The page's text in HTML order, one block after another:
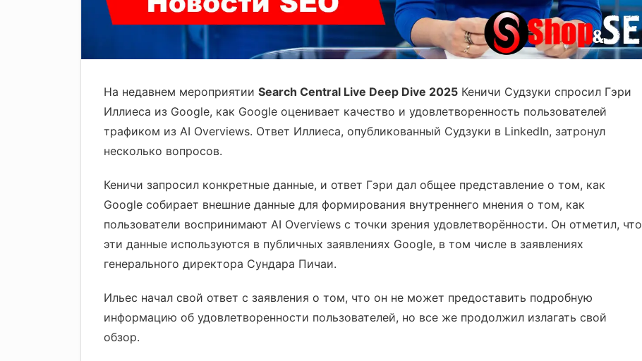
На недавнем мероприятии Search Central Live Deep Dive 2025 Кеничи Судзуки спросил Гэри
Иллиеса из Google, как Google оценивает качество и удовлетворенность пользователей
трафиком из AI Overviews. Ответ Иллиеса, опубликованный Судзуки в LinkedIn, затронул
несколько вопросов.
Кеничи запросил конкретные данные, и ответ Гэри дал общее представление о том, как
Google собирает внешние данные для формирования внутреннего мнения о том, как
пользователи воспринимают AI Overviews с точки зрения удовлетворённости. Он отметил, что
эти данные используются в публичных заявлениях Google, в том числе в заявлениях
генерального директора Сундара Пичаи.
Ильес начал свой ответ с заявления о том, что он не может предоставить подробную
информацию об удовлетворенности пользователей, но все же продолжил излагать свой
обзор.